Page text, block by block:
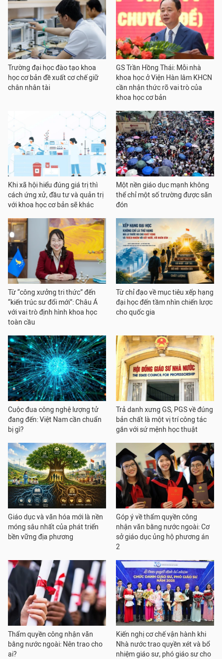
Trường đại học đào tạo khoa
học cơ bản đề xuất cơ chế giữ
chân nhân tài
GS Trần Hồng Thái: Mỗi nhà
khoa học ở Viện Hàn lâm KHCN
cần nhận thức rõ vai trò của
khoa học cơ bản
Khi xã hội hiểu đúng giá trị thì
cách ứng xử, đầu tư và quản trị
với khoa học cơ bản sẽ khác
Một nền giáo dục mạnh không
thể chỉ một số trường được săn
đón
Từ “công xưởng tri thức” đến
“kiến trúc sư đổi mới”: Châu Á
với vai trò định hình khoa học
toàn cầu
Từ chỉ đạo về mục tiêu xếp hạng
đại học đến tầm nhìn chiến lược
cho quốc gia
Cuộc đua công nghệ lượng tử
đang đến: Việt Nam cần chuẩn
bị gì?
Trả danh xưng GS, PGS về đúng
bản chất là một vị trí công tác
gắn với sứ mệnh học thuật
Giáo dục và văn hóa mới là nền
móng sâu nhất của phát triển
bền vững địa phương
Góp ý về thẩm quyền công
nhận văn bằng nước ngoài: Cơ
sở giáo dục ủng hộ phương án
2
Thẩm quyền công nhận văn
bằng nước ngoài: Nên trao cho
ai?
Kiến nghị cơ chế vận hành khi
Nhà nước trao quyền xét và bổ
nhiệm giáo sư, phó giáo sư cho